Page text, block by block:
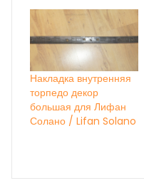
Накладка внутренняя
торпедо декор
большая для Лифан
Солано / Lifan Solano